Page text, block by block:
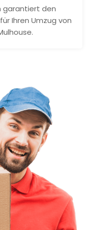
garantiert den
Ihren Umzug von